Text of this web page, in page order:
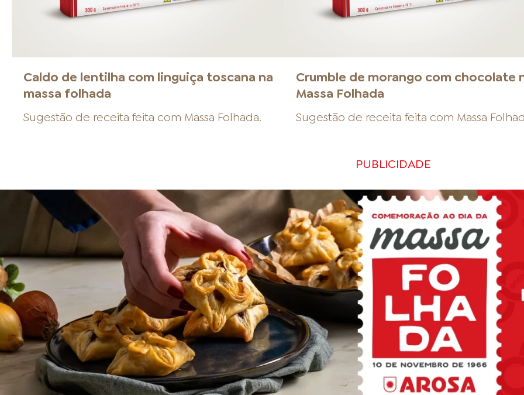
Caldo de lentilha com linguiça toscana na
massa folhada
Sugestão de receita feita com Massa Folhada.
Crumble de morango com chocolate
Massa Folhada
Sugestão de receita feita com Massa
PUBLICIDADE